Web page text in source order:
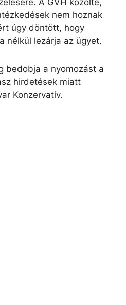
nem hoznak
úgy döntött, hogy
nélkül lezárja az ügyet.
bedobja a nyomozást a
hirdetések miatt
Konzervatív.